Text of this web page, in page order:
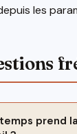
les
prend